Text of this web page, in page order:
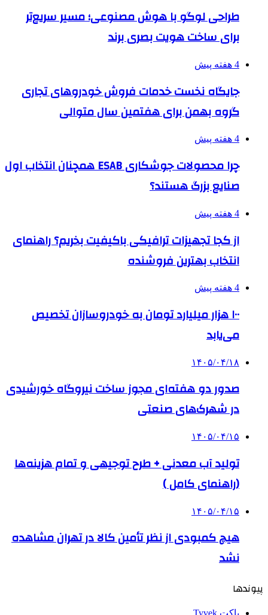
طراحی لوگو با هوش مصنوعی؛ مسیر سریع‌تر
برای ساخت هویت بصری برند
4 هفته پیش
جایگاه نخست خدمات فروش خودروهای تجاری
گروه بهمن برای هفتمین سال متوالی
4 هفته پیش
چرا محصولات جوشکاری ESAB همچنان انتخاب اول
صنایع بزرگ هستند؟
4 هفته پیش
از کجا تجهیزات ترافیکی باکیفیت بخریم؟ راهنمای
انتخاب بهترین فروشنده
4 هفته پیش
۱۰۰ هزار میلیارد تومان به خودروسازان تخصیص
می‌یابد
۱۴۰۵/۰۴/۱۸
صدور دو هفته‌ای مجوز ساخت نیروگاه خورشیدی
در شهرک‌های صنعتی
۱۴۰۵/۰۴/۱۵
تولید آب معدنی + طرح توجیهی و تمام هزینه‌ها
(راهنمای کامل )
۱۴۰۵/۰۴/۱۵
هیچ کمبودی از نظر تأمین کالا در تهران مشاهده
نشد
پیوندها
پاکت Tyvek